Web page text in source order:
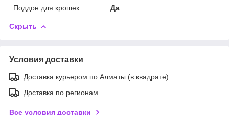
Поддон для крошек Да
Скрыть
Условия доставки
Доставка курьером по Алматы (в квадрате)
Доставка по регионам
Все условия доставки